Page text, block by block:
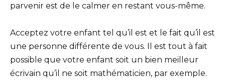
parvenir est de le calmer en restant vous-même.
Acceptez votre enfant tel qu’il est et le fait qu’il est
une personne différente de vous. Il est tout à fait
possible que votre enfant soit un bien meilleur
écrivain qu’il ne soit mathématicien, par exemple.